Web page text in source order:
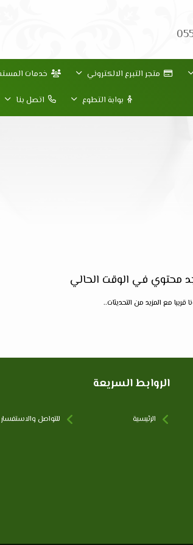
متجر التبرع الالكتروني خدمات
بوابة التطوع اتصل بنا
محتوي في الوقت الحالي
قريبا مع المزيد من التحديثات..
الروابط السريعة
الرئيسية للتواصل والاستفسار